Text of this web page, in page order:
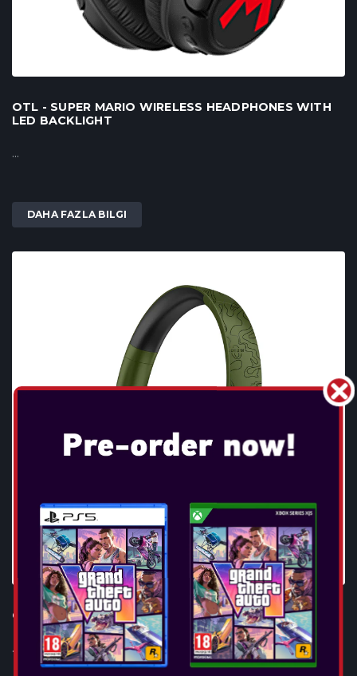
OTL - SUPER MARIO WIRELESS HEADPHONES WITH
LED BACKLIGHT
...
DAHA FAZLA BILGI
OTL - CALL OF DUTY ANC BT 2G MW3 OLIVE SNAKE
...